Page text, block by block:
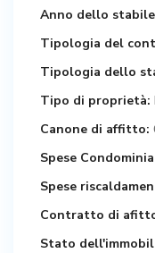
Anno dello
Tipologia del
Tipologia dello
Tipo di proprietà:
Canone di affitto:
Spese
Spese
Contratto di
Stato